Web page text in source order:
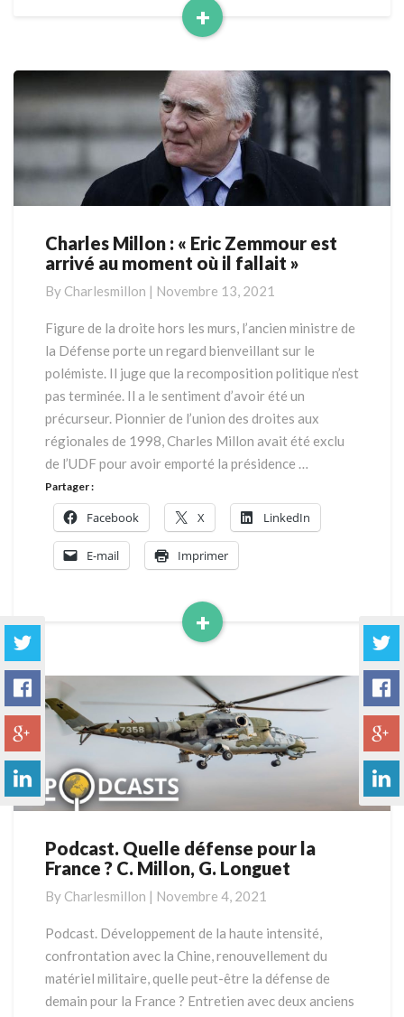
+
Read
Charles
Millon
« Eric
Zemmour
est
arrivé
au
moment
où
il
fallait »
Charles Millon : « Eric Zemmour est
arrivé au moment où il fallait »
By Charlesmillon | Novembre 13, 2021
Figure de la droite hors les murs, l’ancien ministre de
la Défense porte un regard bienveillant sur le
polémiste. Il juge que la recomposition politique n’est
pas terminée. Il a le sentiment d’avoir été un
précurseur. Pionnier de l’union des droites aux
régionales de 1998, Charles Millon avait été exclu
de l’UDF pour avoir emporté la présidence …
+
Read
Partager :
Facebook X LinkedIn
E-mail Imprimer
Podcast.
Quelle
pour
la
?
C.
Millon,
Podcast. Quelle défense pour la
France ? C. Millon, G. Longuet
By Charlesmillon | Novembre 4, 2021
Podcast. Développement de la haute intensité,
confrontation avec la Chine, renouvellement du
matériel militaire, quelle peut-être la défense de
demain pour la France ? Entretien avec deux anciens